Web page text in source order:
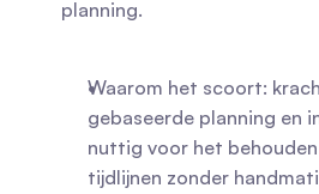
planning.
Waarom het scoort:
gebaseerde planning en
nuttig voor het
tijdlijnen zonder